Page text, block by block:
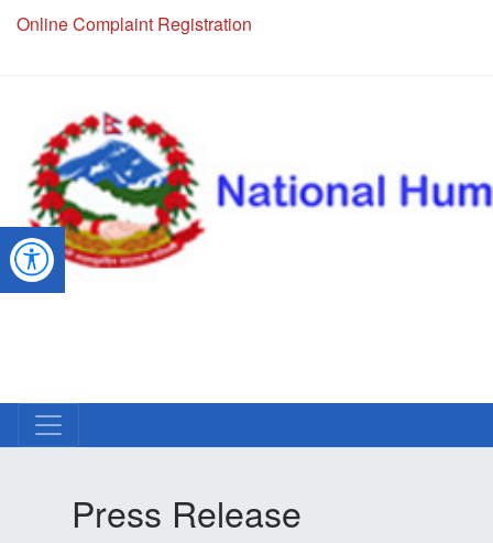
Online Complaint Registration
Press Release